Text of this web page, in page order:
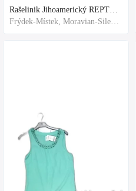
Rašelinik Jihoamerický REPTER - 5 balení - 500g -
Frýdek-Místek, Moravian-Silesian Region,Others